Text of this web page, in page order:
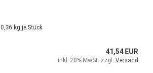
0,36 kg je Stück
41,54 EUR
inkl. 20% MwSt. zzgl. Versand